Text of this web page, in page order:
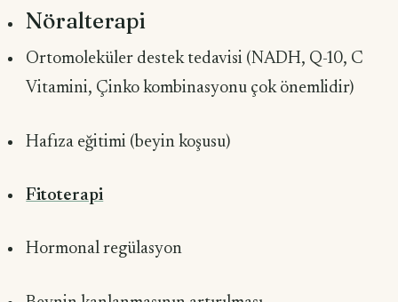
Nöralterapi
Ortomoleküler destek tedavisi (NADH, Q-10, C
Vitamini, Çinko kombinasyonu çok önemlidir)
Hafıza eğitimi (beyin koşusu)
Fitoterapi
Hormonal regülasyon